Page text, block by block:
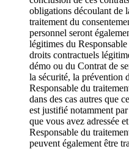
obligations découlant de
traitement du
personnel seront
légitimes du
droits contractuels
démo ou du Contrat de
la sécurité, la prévention
Responsable du
dans des cas autres que
est justifié notamment
que vous avez adressée
Responsable du
peuvent également être